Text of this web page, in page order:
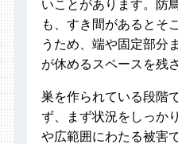
いことがあります。防
も、すき間があるとそ
うため、端や固定部分
が休めるスペースを残
巣を作られている段階
ず、まず状況をしっか
や広範囲にわたる被害